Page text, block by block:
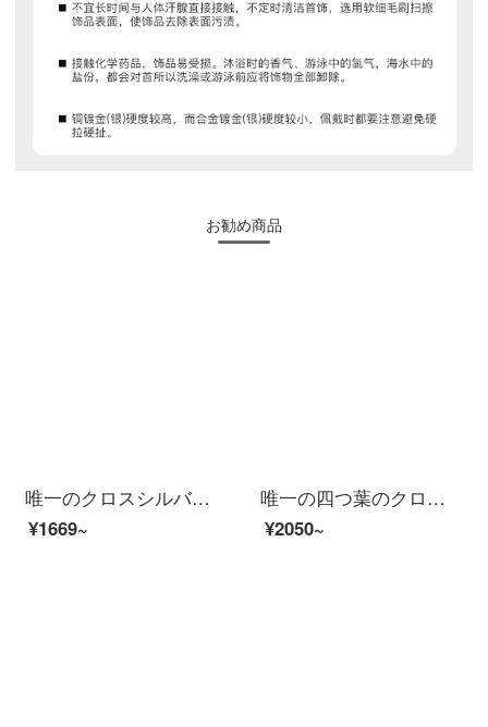
お勧め商品
唯一のクロスシルバーネックレス男性ファッションアクセサリーのペンダント男性ヒップホップチェーン925シルバー学生アクセサリーは彼氏にシルバーアクセサリーをプレゼントします。
¥1669~
唯一の四つ葉のクローバーシルバーのネックレス女性ファッション首飾り999足の銀の鎖骨チェーンがスワロフスキーのジルコンの誕生日プレゼントです。
¥2050~